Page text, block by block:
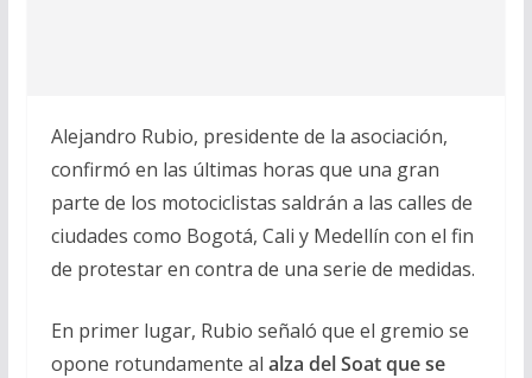
Alejandro Rubio, presidente de la asociación,
confirmó en las últimas horas que una gran
parte de los motociclistas saldrán a las calles de
ciudades como Bogotá, Cali y Medellín con el fin
de protestar en contra de una serie de medidas.
En primer lugar, Rubio señaló que el gremio se
opone rotundamente al alza del Soat que se